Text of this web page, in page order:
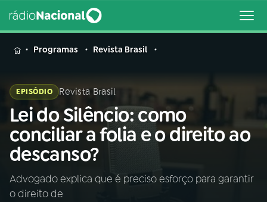
MENU
Buscar
na
Rádio
Nacional
Buscar
AO VIVO
Programas Revista Brasil
EPISÓDIO Revista Brasil
Lei do Silêncio: como
conciliar a folia e o direito ao
descanso?
Advogado explica que é preciso esforço para garantir
o direito de